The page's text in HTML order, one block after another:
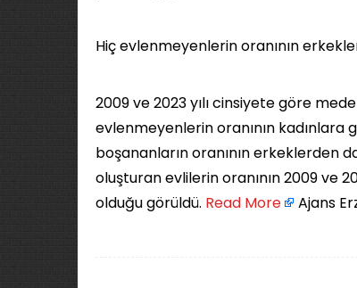
Hiç evlenmeyenlerin oranının
2009 ve 2023 yılı cinsiyete göre
evlenmeyenlerin oranının kadınlara
boşananların oranının erkeklerden
oluşturan evlilerin oranının 2009 ve
olduğu görüldü. ​ Read More Ajans